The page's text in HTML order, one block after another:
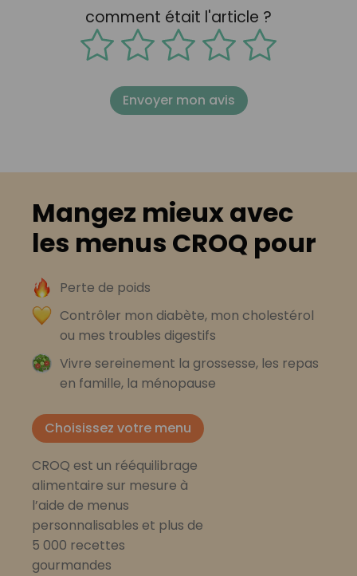
comment était l'article ?
Envoyer mon avis
Mangez mieux avec
les menus CROQ pour
Perte de poids
Contrôler mon diabète, mon cholestérol
ou mes troubles digestifs
Vivre sereinement la grossesse, les repas
en famille, la ménopause
Choisissez votre menu
CROQ est un rééquilibrage
alimentaire sur mesure à
l’aide de menus
personnalisables et plus de
5 000 recettes
gourmandes